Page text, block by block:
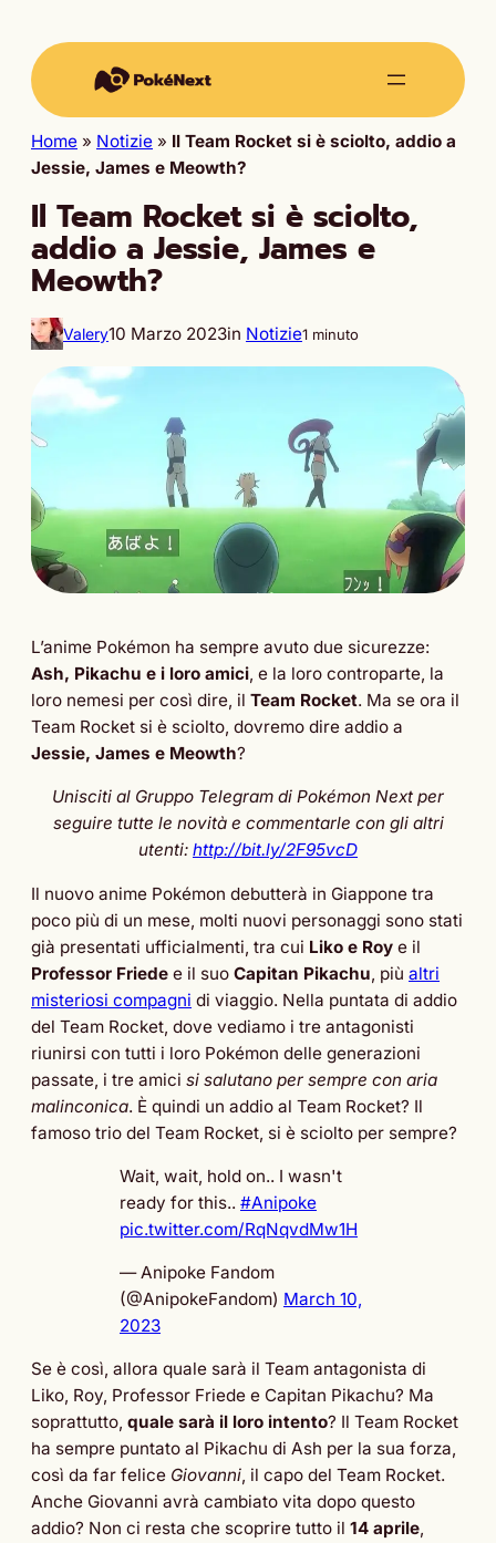
Home » Notizie » Il Team Rocket si è sciolto, addio a
Jessie, James e Meowth?
Il Team Rocket si è sciolto,
addio a Jessie, James e
Meowth?
Valery10 Marzo 2023in Notizie1 minuto
L’anime Pokémon ha sempre avuto due sicurezze:
Ash, Pikachu e i loro amici, e la loro controparte, la
loro nemesi per così dire, il Team Rocket. Ma se ora il
Team Rocket si è sciolto, dovremo dire addio a
Jessie, James e Meowth?
Unisciti al Gruppo Telegram di Pokémon Next per
seguire tutte le novità e commentarle con gli altri
utenti: http://bit.ly/2F95vcD
Il nuovo anime Pokémon debutterà in Giappone tra
poco più di un mese, molti nuovi personaggi sono stati
già presentati ufficialmenti, tra cui Liko e Roy e il
Professor Friede e il suo Capitan Pikachu, più altri
misteriosi compagni di viaggio. Nella puntata di addio
del Team Rocket, dove vediamo i tre antagonisti
riunirsi con tutti i loro Pokémon delle generazioni
passate, i tre amici si salutano per sempre con aria
malinconica. È quindi un addio al Team Rocket? Il
famoso trio del Team Rocket, si è sciolto per sempre?
Wait, wait, hold on.. I wasn't
ready for this.. #Anipoke
pic.twitter.com/RqNqvdMw1H
— Anipoke Fandom
(@AnipokeFandom) March 10,
2023
Se è così, allora quale sarà il Team antagonista di
Liko, Roy, Professor Friede e Capitan Pikachu? Ma
soprattutto, quale sarà il loro intento? Il Team Rocket
ha sempre puntato al Pikachu di Ash per la sua forza,
così da far felice Giovanni, il capo del Team Rocket.
Anche Giovanni avrà cambiato vita dopo questo
addio? Non ci resta che scoprire tutto il 14 aprile,